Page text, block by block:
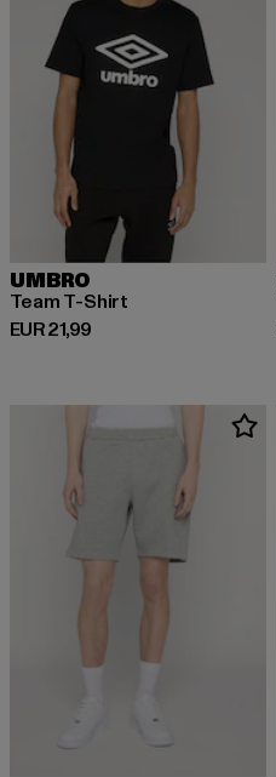
UMBRO
Team T-Shirt
EUR 21,99
Derzeitiger Preis: EUR 21,99